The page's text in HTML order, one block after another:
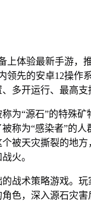
上体验最新手游，
领先的安卓12操作
多开运行、最高支
为“源石”的特殊
为“感染者”的人
被天灾撕裂的地
火。
战术策略游戏。玩
色，深入源石灾